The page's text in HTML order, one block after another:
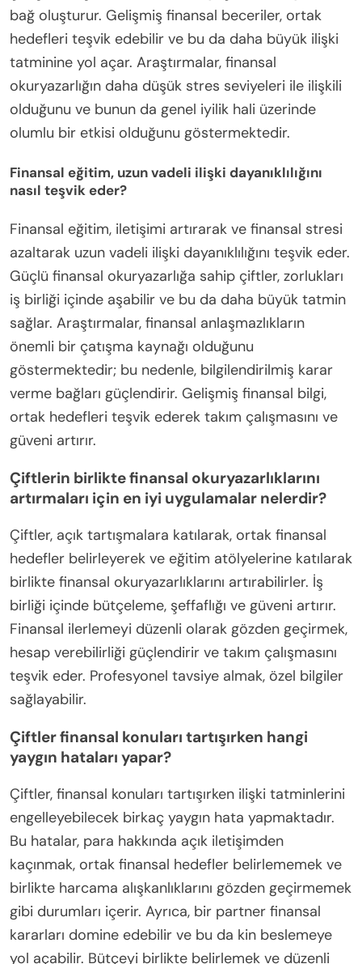
bağ oluşturur. Gelişmiş finansal beceriler, ortak
hedefleri teşvik edebilir ve bu da daha büyük ilişki
tatminine yol açar. Araştırmalar, finansal
okuryazarlığın daha düşük stres seviyeleri ile ilişkili
olduğunu ve bunun da genel iyilik hali üzerinde
olumlu bir etkisi olduğunu göstermektedir.
Finansal eğitim, uzun vadeli ilişki dayanıklılığını
nasıl teşvik eder?
Finansal eğitim, iletişimi artırarak ve finansal stresi
azaltarak uzun vadeli ilişki dayanıklılığını teşvik eder.
Güçlü finansal okuryazarlığa sahip çiftler, zorlukları
iş birliği içinde aşabilir ve bu da daha büyük tatmin
sağlar. Araştırmalar, finansal anlaşmazlıkların
önemli bir çatışma kaynağı olduğunu
göstermektedir; bu nedenle, bilgilendirilmiş karar
verme bağları güçlendirir. Gelişmiş finansal bilgi,
ortak hedefleri teşvik ederek takım çalışmasını ve
güveni artırır.
Çiftlerin birlikte finansal okuryazarlıklarını
artırmaları için en iyi uygulamalar nelerdir?
Çiftler, açık tartışmalara katılarak, ortak finansal
hedefler belirleyerek ve eğitim atölyelerine katılarak
birlikte finansal okuryazarlıklarını artırabilirler. İş
birliği içinde bütçeleme, şeffaflığı ve güveni artırır.
Finansal ilerlemeyi düzenli olarak gözden geçirmek,
hesap verebilirliği güçlendirir ve takım çalışmasını
teşvik eder. Profesyonel tavsiye almak, özel bilgiler
sağlayabilir.
Çiftler finansal konuları tartışırken hangi
yaygın hataları yapar?
Çiftler, finansal konuları tartışırken ilişki tatminlerini
engelleyebilecek birkaç yaygın hata yapmaktadır.
Bu hatalar, para hakkında açık iletişimden
kaçınmak, ortak finansal hedefler belirlememek ve
birlikte harcama alışkanlıklarını gözden geçirmemek
gibi durumları içerir. Ayrıca, bir partner finansal
kararları domine edebilir ve bu da kin beslemeye
yol açabilir. Bütçeyi birlikte belirlemek ve düzenli